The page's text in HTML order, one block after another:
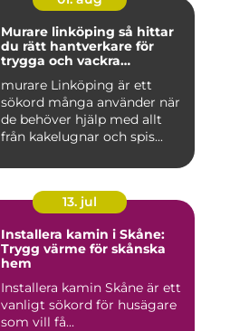
Murare linköping så hittar
du rätt hantverkare för
trygga och vackra
murare Linköping är ett
sökord många använder när
de behöver hjälp med allt
från kakelugnar och spis...
13. jul
Installera kamin i Skåne:
Trygg värme för skånska
hem
Installera kamin Skåne är ett
vanligt sökord för husägare
som vill få...